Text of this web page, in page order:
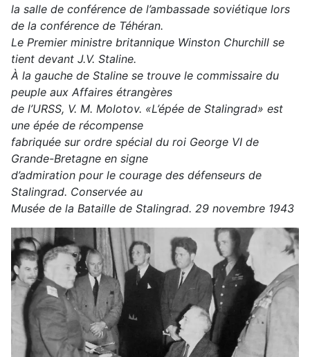
la salle de conférence de l’ambassade soviétique lors
de la conférence de Téhéran.
Le Premier ministre britannique Winston Churchill se
tient devant J.V. Staline.
À la gauche de Staline se trouve le commissaire du
peuple aux Affaires étrangères
de l’URSS, V. M. Molotov. «L’épée de Stalingrad» est
une épée de récompense
fabriquée sur ordre spécial du roi George VI de
Grande-Bretagne en signe
d’admiration pour le courage des défenseurs de
Stalingrad. Conservée au
Musée de la Bataille de Stalingrad. 29 novembre 1943